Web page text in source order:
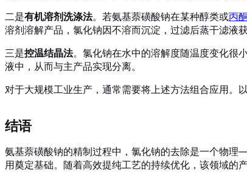
二是有机溶剂洗涤法。若氨基萘磺酸钠在某种醇类或丙酮
溶剂溶解产品，氯化钠因不溶而沉淀，过滤后蒸干滤液
三是控温结晶法。氯化钠在水中的溶解度随温度变化很
液中，从而与主产品实现分离。
对于大规模工业生产，通常需要将上述方法组合应用
结语
氨基萘磺酸钠的精制过程中，氯化钠的去除是一个物
用奠定基础。随着高效提纯工艺的持续优化，该领域的